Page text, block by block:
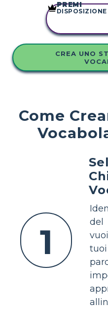
COPIA
PREMI
DISPOSIZIONE
CREA UNO
Come
1
del